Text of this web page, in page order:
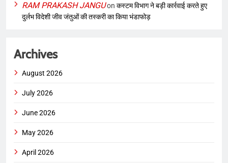
RAM PRAKASH JANGUon कस्टम विभाग ने बड़ी कार्रवाई करते हुए
दुर्लभ विदेशी जीव जंतुओं की तस्करी का किया भंडाफोड़
Archives
August 2026
July 2026
June 2026
May 2026
April 2026